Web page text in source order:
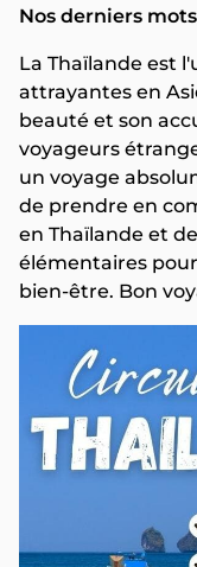
Nos derniers
La Thaïlande est
attrayantes en
beauté et son
voyageurs
un voyage
de prendre en
en Thaïlande et
élémentaires
bien-être. Bon